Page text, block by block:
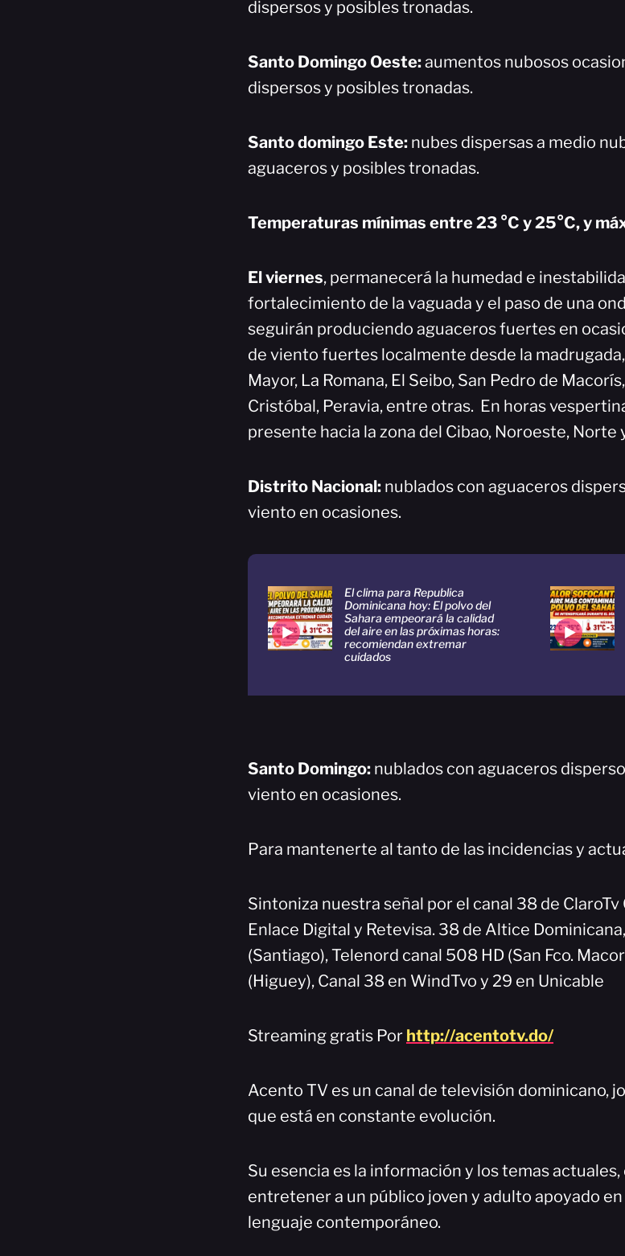
dispersos y posibles tronadas.
Santo Domingo Oeste:aumentos nubosos
dispersos y posibles tronadas.
Santo domingo Este: nubes dispersas a medio
aguaceros y posibles tronadas.
Temperaturas mínimas entre 23 °C y 25°C, y
El viernes, permanecerá la humedad e
fortalecimiento de la vaguada y el paso de una
seguirán produciendo aguaceros fuertes en
de viento fuertes localmente desde la
Mayor, La Romana, El Seibo, San Pedro de
Cristóbal, Peravia, entre otras. En horas
presente hacia la zona del Cibao, Noroeste, Norte
Distrito Nacional: nublados con aguaceros
viento en ocasiones.
El clima para Republica
Dominicana hoy: El polvo del
Sahara empeorará la calidad
del aire en las próximas horas:
recomiendan extremar
cuidados
Santo Domingo: nublados con aguaceros
viento en ocasiones.
Para mantenerte al tanto de las incidencias y
Sintoniza nuestra señal por el canal 38 de ClaroTv
Enlace Digital y Retevisa. 38 de Altice
(Santiago), Telenord canal 508 HD (San Fco.
(Higuey), Canal 38 en WindTvo y 29 en Unicable
Streaming gratis Por http://acentotv.do/
Acento TV es un canal de televisión dominicano,
que está en constante evolución.
Su esencia es la información y los temas
entretener a un público joven y adulto apoyado
lenguaje contemporáneo.